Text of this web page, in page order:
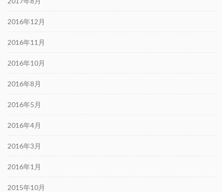
2016年12月
2016年11月
2016年10月
2016年8月
2016年5月
2016年4月
2016年3月
2016年1月
2015年10月